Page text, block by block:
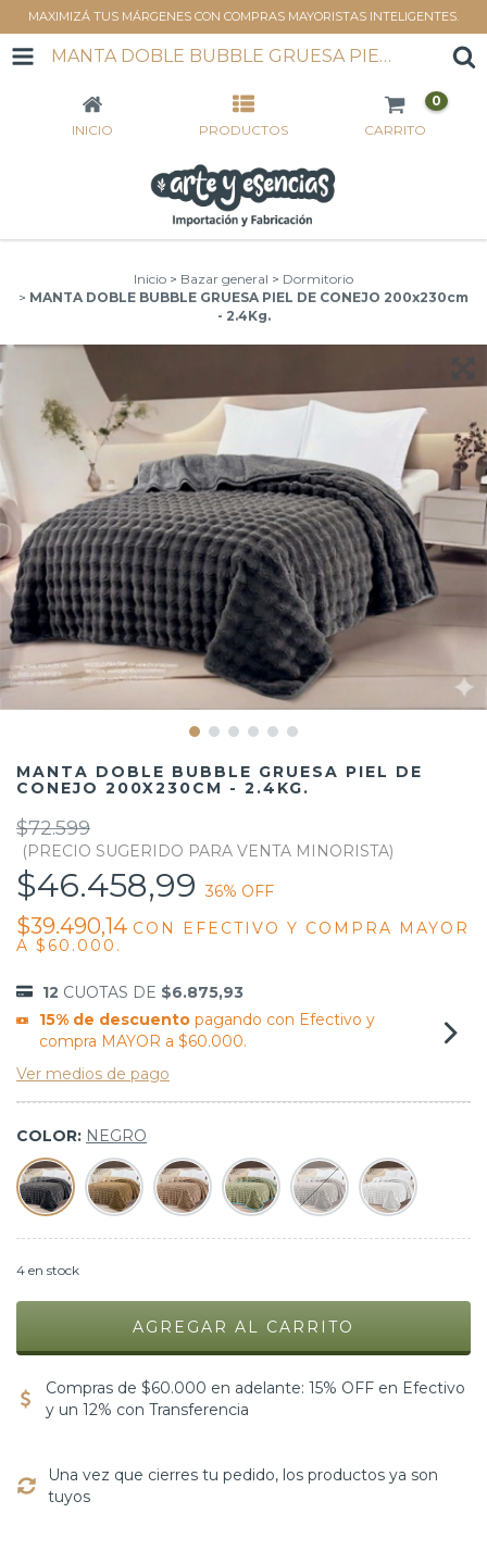
MAXIMIZÁ TUS MÁRGENES CON COMPRAS MAYORISTAS INTELIGENTES.
MANTA DOBLE BUBBLE GRUESA PIEL DE CONEJO 200X230CM - 2.4KG.
INICIO PRODUCTOS CARRITO
0
Inicio > Bazar general > Dormitorio
> MANTA DOBLE BUBBLE GRUESA PIEL DE CONEJO 200x230cm
- 2.4Kg.
MANTA DOBLE BUBBLE GRUESA PIEL DE
CONEJO 200X230CM - 2.4KG.
$72.599
$46.458,9936% OFF
$39.490,14 CON
EFECTIVO Y COMPRA MAYOR
A $60.000.
12 CUOTAS DE $6.875,93
15% de descuentopagando con Efectivo y
compra MAYOR a $60.000.
Ver medios de pago
COLOR: NEGRO
4 en stock
Compras de $60.000 en adelante: 15% OFF en Efectivo
y un 12% con Transferencia
Una vez que cierres tu pedido, los productos ya son
tuyos